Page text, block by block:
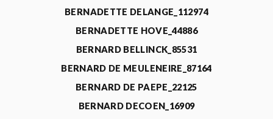
BERNADETTE DELANGE_112974
BERNADETTE HOVE_44886
BERNARD BELLINCK_85531
BERNARD DE MEULENEIRE_87164
BERNARD DE PAEPE_22125
BERNARD DECOEN_16909